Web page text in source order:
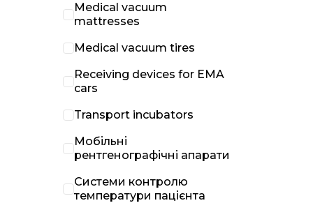
Medical vacuum
mattresses
Medical vacuum tires
Receiving devices for EMA
cars
Transport incubators
Мобільні
рентгенографічні апарати
Системи контролю
температури пацієнта